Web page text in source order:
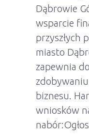
Dąbrowie
wsparcie
przyszłych
miasto
zapewnia
biznesu.
wniosków